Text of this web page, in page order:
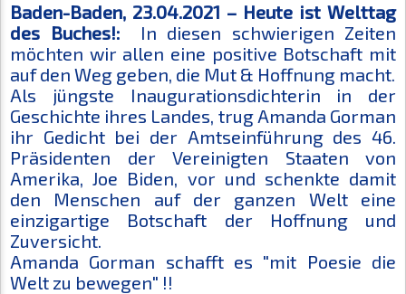
Baden-Baden, 23.04.2021 – Heute ist Welttag
des Buches!:
In diesen schwierigen Zeiten
möchten wir allen eine positive Botschaft mit
auf den Weg geben, die Mut & Hoffnung macht.
Als jüngste Inaugurationsdichterin in der
Geschichte ihres Landes, trug Amanda Gorman
ihr Gedicht bei der Amtseinführung des 46.
Präsidenten der Vereinigten Staaten von
Amerika, Joe Biden, vor und schenkte damit
den Menschen auf der ganzen Welt eine
einzigartige Botschaft der Hoffnung und
Zuversicht.
Amanda Gorman schafft es "mit Poesie die
Welt zu bewegen" !!